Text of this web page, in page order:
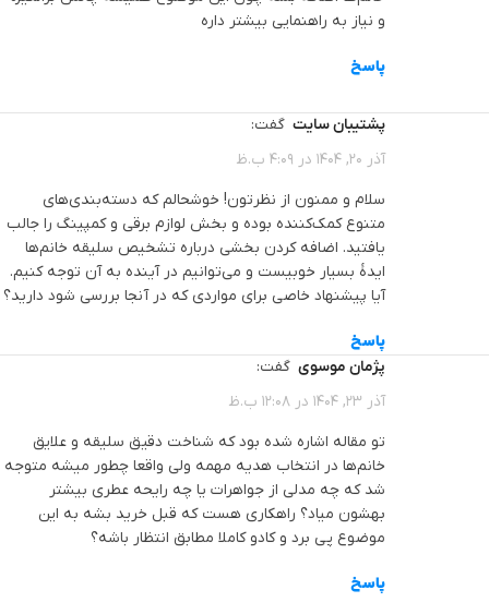
و نیاز به راهنمایی بیشتر داره
پاسخ
پشتیبان سایت گفت:
آذر 20, 1404 در 4:09 ب.ظ
سلام و ممنون از نظرتون! خوشحالم که دسته‌بندی‌های
متنوع کمک‌کننده بوده و بخش لوازم برقی و کمپینگ را جالب
یافتید. اضافه کردن بخشی درباره تشخیص سلیقه خانم‌ها
ایدهٔ بسیار خوبیست و می‌توانیم در آینده به آن توجه کنیم.
آیا پیشنهاد خاصی برای مواردی که در آنجا بررسی شود دارید؟
پاسخ
پژمان موسوی گفت:
آذر 23, 1404 در 12:08 ب.ظ
تو مقاله اشاره شده بود که شناخت دقیق سلیقه و علایق
خانم‌ها در انتخاب هدیه مهمه ولی واقعا چطور میشه متوجه
شد که چه مدلی از جواهرات یا چه رایحه عطری بیشتر
بهشون میاد؟ راهکاری هست که قبل خرید بشه به این
موضوع پی برد و کادو کاملا مطابق انتظار باشه؟
پاسخ